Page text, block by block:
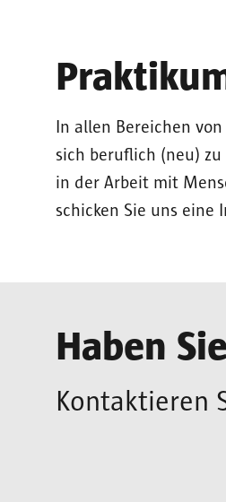
In allen Bereichen
sich beruflich (neu)
in der Arbeit mit
schicken Sie uns eine
Haben
Kontaktieren